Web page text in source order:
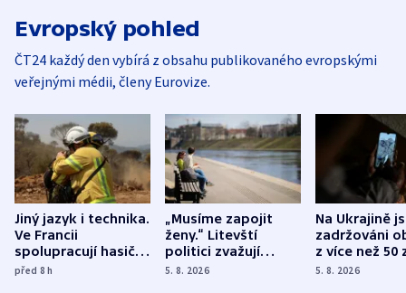
Evropský pohled
ČT24 každý den vybírá z obsahu publikovaného evropskými
veřejnými médii, členy Eurovize.
Jiný jazyk i technika.
Ve Francii
spolupracují hasiči z
různých zemí
před 8h
„Musíme zapojit
ženy.“ Litevští
politici zvažují
dohodu o
5. 8. 2026
Na Ukrajině
zadržováni
z více než 50
Bojovali na
5. 8. 2026